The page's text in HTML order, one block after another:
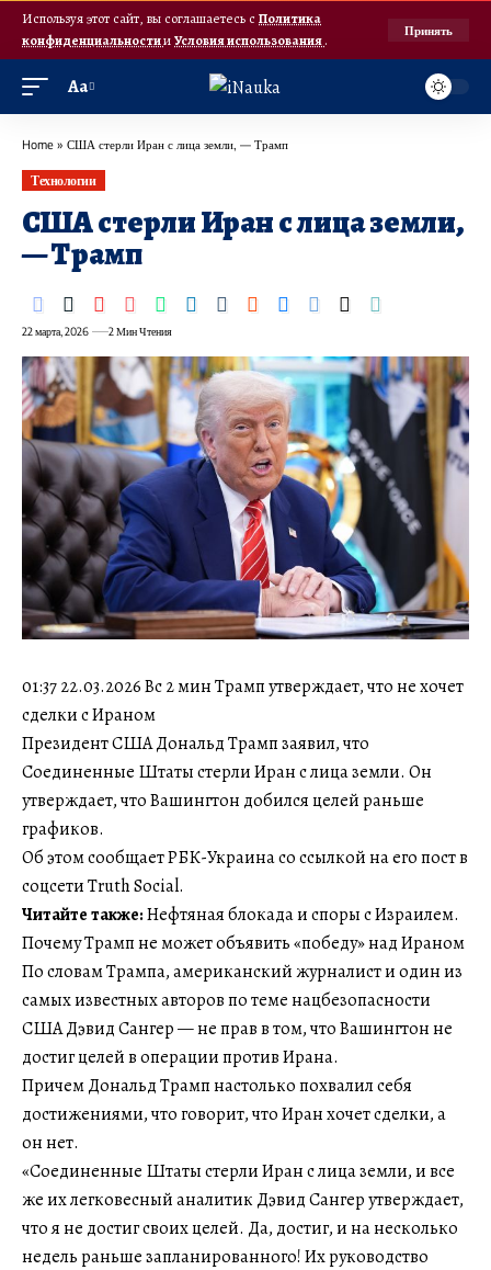
Используя этот сайт, вы соглашаетесь с Политика
конфиденциальностииУсловия использования.
Принять
Аа
Home » США стерли Иран с лица земли, — Трамп
Технологии
США стерли Иран с лица земли,
— Трамп
22 марта, 2026 2 Мин Чтения
01:37 22.03.2026 Вс 2 мин Трамп утверждает, что не хочет
сделки с Ираном
Президент США Дональд Трамп заявил, что
Соединенные Штаты стерли Иран с лица земли. Он
утверждает, что Вашингтон добился целей раньше
графиков.
Об этом сообщает РБК-Украина со ссылкой на его пост в
соцсети Truth Social.
Читайте также:Нефтяная блокада и споры с Израилем.
Почему Трамп не может объявить «победу» над Ираном
По словам Трампа, американский журналист и один из
самых известных авторов по теме нацбезопасности
США Дэвид Сангер — не прав в том, что Вашингтон не
достиг целей в операции против Ирана.
Причем Дональд Трамп настолько похвалил себя
достижениями, что говорит, что Иран хочет сделки, а
он нет.
«Соединенные Штаты стерли Иран с лица земли, и все
же их легковесный аналитик Дэвид Сангер утверждает,
что я не достиг своих целей. Да, достиг, и на несколько
недель раньше запланированного! Их руководство